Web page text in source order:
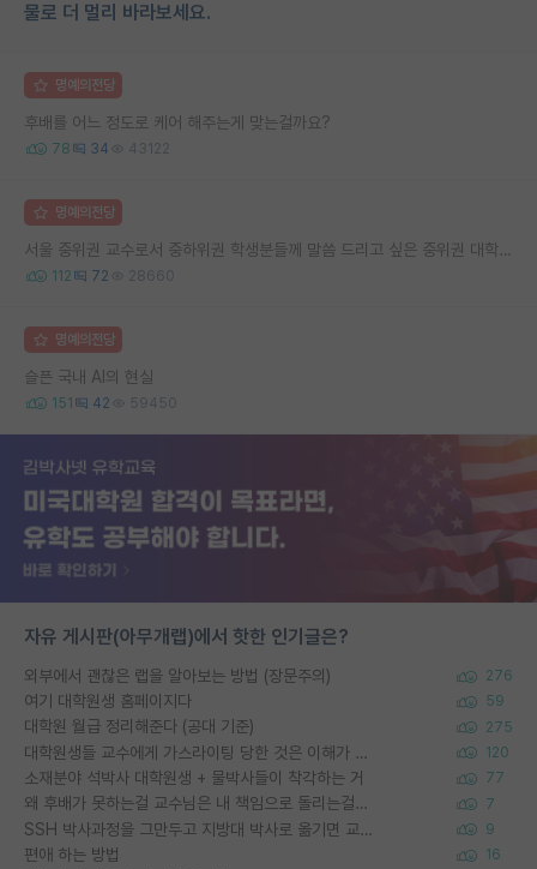
물로 더 멀리 바라보세요.
명예의전당
후배를 어느 정도로 케어 해주는게 맞는걸까요?
78 34 43122
명예의전당
서울 중위권 교수로서 중하위권 학생분들께 말씀 드리고 싶은 중위권 대학 연구실의 강점
112 72 28660
명예의전당
슬픈 국내 AI의 현실
151 42 59450
자유 게시판(아무개랩)에서 핫한 인기글은?
외부에서 괜찮은 랩을 알아보는 방법 (장문주의) 276
여기 대학원생 홈페이지다 59
대학원 월급 정리해준다 (공대 기준) 275
대학원생들 교수에게 가스라이팅 당한 것은 이해가 갑니다. 안타깝네요. 120
소재분야 석박사 대학원생 + 물박사들이 착각하는 거 77
왜 후배가 못하는걸 교수님은 내 책임으로 돌리는걸까요? 7
SSH 박사과정을 그만두고 지방대 박사로 옮기면 교수의 꿈은 끝일까요? 9
편애 하는 방법 16